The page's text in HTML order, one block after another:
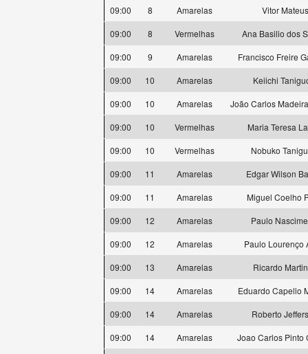
09:00
8 Amarelas
Vitor Mateus
09:00
8 Vermelhas
Ana Basilio dos
09:00
9 Amarelas
Francisco Freire
09:00
10 Amarelas
Keiichi
09:00
10 Amarelas
João Carlos
09:00
10 Vermelhas
Maria Teresa
09:00
10 Vermelhas
Nobuko
09:00
11 Amarelas
Edgar Wilson
09:00
11 Amarelas
Miguel Coelho
09:00
12 Amarelas
Paulo
09:00
12 Amarelas
Paulo Lourenço
09:00
13 Amarelas
Ricardo
09:00
14 Amarelas
Eduardo Capello
09:00
14 Amarelas
Roberto
09:00
14 Amarelas
Joao Carlos Pinto